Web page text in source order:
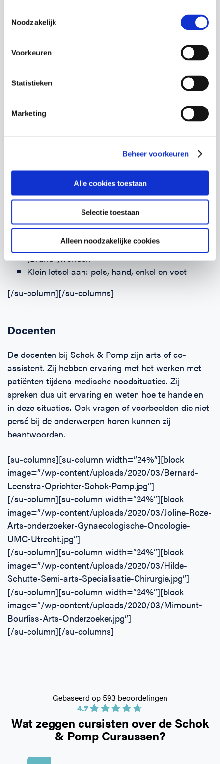
Noodzakelijk
Voorkeuren
Statistieken
Marketing
Beheer voorkeuren
Alle cookies toestaan
Selectie toestaan
Alleen noodzakelijke cookies
Reanimatie Baby’s en Kinderen
Bewusteloosheid met dreigende verstikking
[/su-column][su-column width=”48%”]
Stabiele zijligging
Ernstige bloeding
(Brand-)wonden
Klein letsel aan: pols, hand, enkel en voet
[/su-column][/su-columns]
Docenten
De docenten bij Schok & Pomp zijn arts of co-
assistent. Zij hebben ervaring met het werken met
patiënten tijdens medische noodsituaties. Zij
spreken dus uit ervaring en weten hoe te handelen
in deze situaties. Ook vragen of voorbeelden die niet
persé bij de onderwerpen horen kunnen zij
beantwoorden.
[su-columns][su-column width=”24%”][block
image=”/wp-content/uploads/2020/03/Bernard-
Leenstra-Oprichter-Schok-Pomp.jpg”]
[/su-column][su-column width=”24%”][block
image=”/wp-content/uploads/2020/03/Joline-Roze-
Arts-onderzoeker-Gynaecologische-Oncologie-
UMC-Utrecht.jpg”]
[/su-column][su-column width=”24%”][block
image=”/wp-content/uploads/2020/03/Hilde-
Schutte-Semi-arts-Specialisatie-Chirurgie.jpg”]
[/su-column][su-column width=”24%”][block
image=”/wp-content/uploads/2020/03/Mimount-
Bourfiss-Arts-Onderzoeker.jpg”]
[/su-column][/su-columns]
Wat zeggen cursisten over de Schok
& Pomp Cursussen?
4.7
Gebaseerd op 593 beoordelingen